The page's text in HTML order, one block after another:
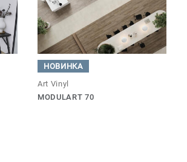
НОВИНКА
Art Vinyl
MODULART 70